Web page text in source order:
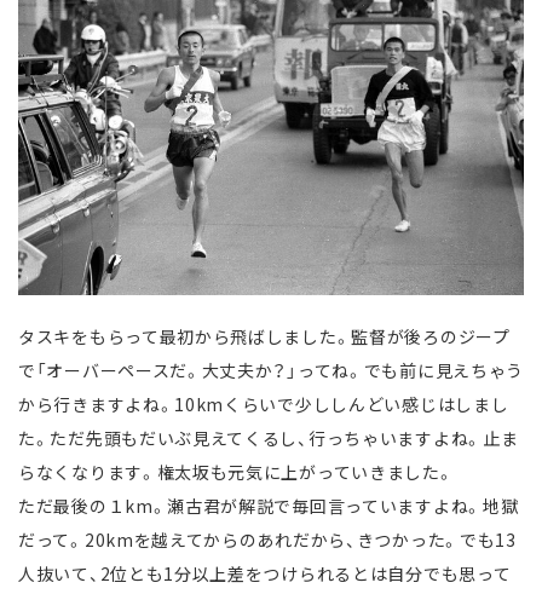
タスキをもらって最初から飛ばしました。監督が後ろのジープ
で「オーバーペースだ。大丈夫か？」ってね。でも前に見えちゃう
から行きますよね。10kmくらいで少ししんどい感じはしまし
た。ただ先頭もだいぶ見えてくるし、行っちゃいますよね。止ま
らなくなります。権太坂も元気に上がっていきました。
ただ最後の１km。瀬古君が解説で毎回言っていますよね。地獄
だって。20kmを越えてからのあれだから、きつかった。でも13
人抜いて、2位とも1分以上差をつけられるとは自分でも思って